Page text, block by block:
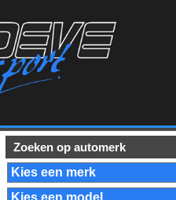
Zoeken op automerk